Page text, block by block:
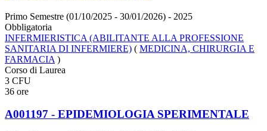
Primo Semestre (01/10/2025 - 30/01/2026) - 2025
Obbligatoria
INFERMIERISTICA (ABILITANTE ALLA PROFESSIONE
SANITARIA DI INFERMIERE) ( MEDICINA, CHIRURGIA E
FARMACIA )
Corso di Laurea
3 CFU
36 ore
A001197 - EPIDEMIOLOGIA SPERIMENTALE